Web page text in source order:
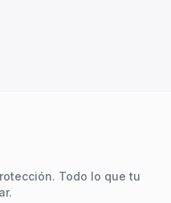
Todo lo que tu